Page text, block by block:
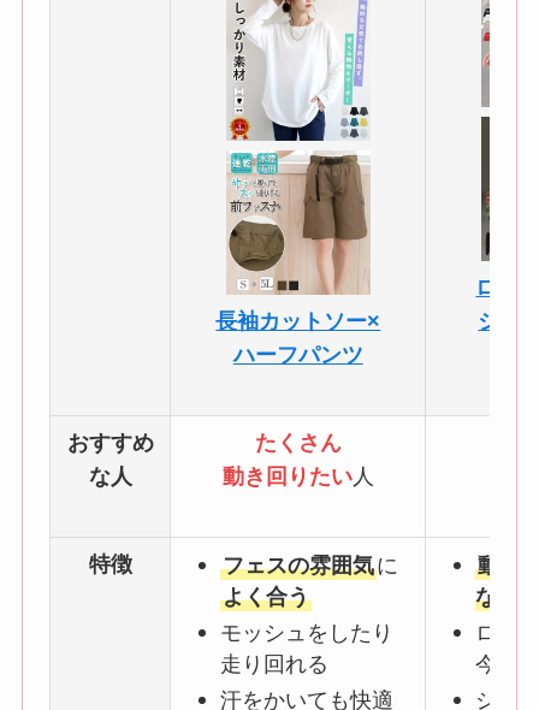
長袖カットソー×
ハーフパンツ
ロゴ
ジョ
おすすめ
な人
たくさん
動き回りたい人
特徴 フェスの雰囲気に
よく合う
モッシュをしたり
走り回れる
汗をかいても快適
動き
ない
ロゴ
今っ
ジョ